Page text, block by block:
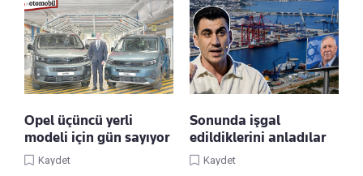
Opel üçüncü yerli
modeli için gün sayıyor
Kaydet
Sonunda işgal
edildiklerini anladılar
Kaydet